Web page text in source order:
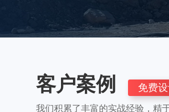
客户案例 免费
我们积累了丰富的实战经验，精